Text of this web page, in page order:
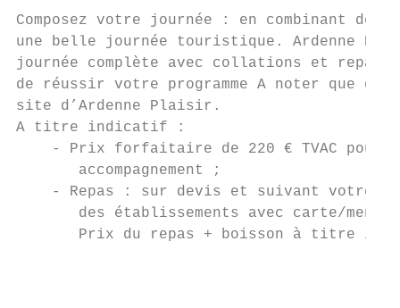
Composez votre journée : en combinant
une belle journée touristique. Ardenne
journée complète avec collations et
de réussir votre programme A noter que
site d’Ardenne Plaisir.
A titre indicatif :
- Prix forfaitaire de 220 € TVAC pour
       accompagnement ;
- Repas : sur devis et suivant votre
des établissements avec carte/menus
Prix du repas + boisson à titre